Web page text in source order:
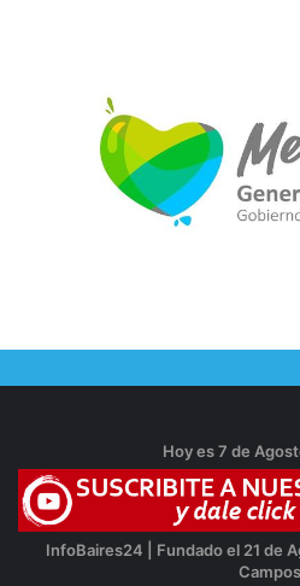
Hoy es 7 de
InfoBaires24 | Fundado el 21 de
Campos